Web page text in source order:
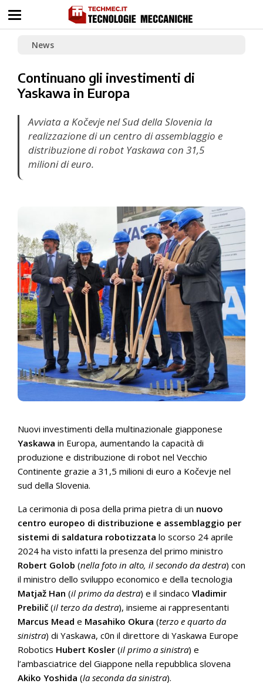
News
Continuano gli investimenti di
Yaskawa in Europa
Avviata a Kočevje nel Sud della Slovenia la
realizzazione di un centro di assemblaggio e
distribuzione di robot Yaskawa con 31,5
milioni di euro.
Nuovi investimenti della multinazionale giapponese
Yaskawa in Europa, aumentando la capacità di
produzione e distribuzione di robot nel Vecchio
Continente grazie a 31,5 milioni di euro a Kočevje nel
sud della Slovenia.
La cerimonia di posa della prima pietra di un nuovo
centro europeo di distribuzione e assemblaggio per
sistemi di saldatura robotizzata lo scorso 24 aprile
2024 ha visto infatti la presenza del ​​primo ministro
Robert Golob (nella foto in alto, il secondo da destra) con
il ministro dello sviluppo economico e della tecnologia
Matjaž Han (il primo da destra) e il sindaco Vladimir
Prebilič (il terzo da destra), insieme ai rappresentanti
Marcus Mead e Masahiko Okura (terzo e quarto da
sinistra) di Yaskawa, c0n il direttore di Yaskawa Europe
Robotics Hubert Kosler (il primo a sinistra) e
l’ambasciatrice del Giappone nella repubblica slovena
Akiko Yoshida (la seconda da sinistra).